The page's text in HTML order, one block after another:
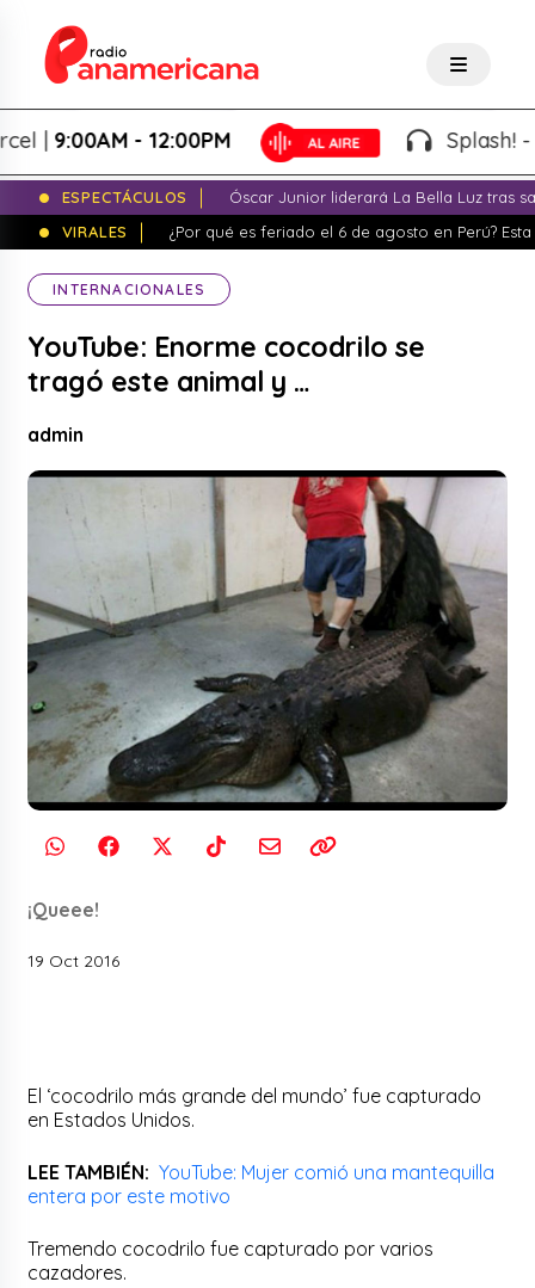
9:00AM - 12:00PM Splash! -
ESPECTÁCULOS
Óscar Junior liderará La Bella Luz tras
VIRALES
¿Por qué es feriado el 6 de agosto en Perú?
INTERNACIONALES
YouTube: Enorme cocodrilo se
tragó este animal y …
admin
¡Queee!
19 Oct 2016
El ‘cocodrilo más grande del mundo’ fue capturado
en Estados Unidos.
LEE TAMBIÉN: YouTube: Mujer comió una mantequilla
entera por este motivo
Tremendo cocodrilo fue capturado por varios
cazadores.